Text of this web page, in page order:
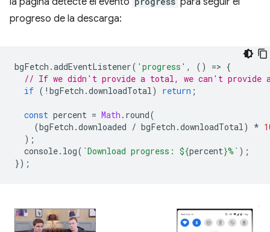
progreso de la descarga:
bgFetch .addEventListener( 'progress' , () => {
// If we didn't provide a total, we can't provide
if ( ! bgFetch .downloadTotal) return ;
const percent = Math . round(
(bgFetch .downloaded / bgFetch .downloadTotal) *
);
console. log( `Download progress: ${percent}%` );
});